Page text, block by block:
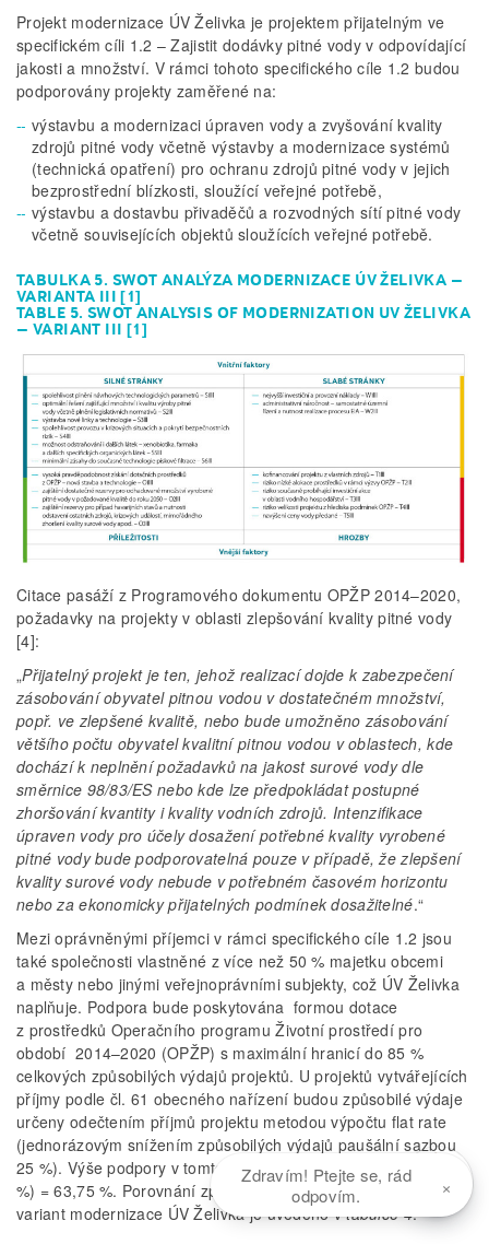
Projekt modernizace ÚV Želivka je projektem přijatelným ve
specifickém cíli 1.2 – Zajistit dodávky pitné vody v odpovídající
jakosti a množství. V rámci tohoto specifického cíle 1.2 budou
podporovány projekty zaměřené na:
výstavbu a modernizaci úpraven vody a zvyšování kvality
zdrojů pitné vody včetně výstavby a modernizace systémů
(technická opatření) pro ochranu zdrojů pitné vody v jejich
bezprostřední blízkosti, sloužící veřejné potřebě,
výstavbu a dostavbu přivaděčů a rozvodných sítí pitné vody
včetně souvisejících objektů sloužících veřejné potřebě.
TABULKA 5. SWOT ANALÝZA MODERNIZACE ÚV ŽELIVKA –
VARIANTA III [1]
TABLE 5. SWOT ANALYSIS OF MODERNIZATION UV ŽELIVKA
– VARIANT III [1]
Citace pasáží z Programového dokumentu OPŽP 2014–2020,
požadavky na projekty v oblasti zlepšování kvality pitné vody
[4]:
„Přijatelný projekt je ten, jehož realizací dojde k zabezpečení
zásobování obyvatel pitnou vodou v dostatečném množství,
popř. ve zlepšené kvalitě, nebo bude umožněno zásobování
většího počtu obyvatel kvalitní pitnou vodou v oblastech, kde
dochází k neplnění požadavků na jakost surové vody dle
směrnice 98/83/ES nebo kde lze předpokládat postupné
zhoršování kvantity i kvality vodních zdrojů. Intenzifikace
úpraven vody pro účely dosažení potřebné kvality vyrobené
pitné vody bude podporovatelná pouze v případě, že zlepšení
kvality surové vody nebude v potřebném časovém horizontu
nebo za ekonomicky přijatelných podmínek dosažitelné.“
Mezi oprávněnými příjemci v rámci specifického cíle 1.2 jsou
také společnosti vlastněné z více než 50 % majetku obcemi
a městy nebo jinými veřejnoprávními subjekty, což ÚV Želivka
naplňuje. Podpora bude poskytována formou dotace
z prostředků Operačního programu Životní prostředí pro
období 2014–2020 (OPŽP) s maximální hranicí do 85 %
celkových způsobilých výdajů projektů. U projektů vytvářejících
příjmy podle čl. 61 obecného nařízení budou způsobilé výdaje
určeny odečtením příjmů projektu metodou výpočtu flat rate
(jednorázovým snížením způsobilých výdajů paušální sazbou
25 %). Výše podpory v tomto případě činí 85 % × (100 % – 25
%) = 63,75 %. Porovnání způsobilých nákladů jednotlivých
variant modernizace ÚV Želivka je uvedeno vtabulce 4.
Zdravím! Ptejte se, rád
odpovím.
×